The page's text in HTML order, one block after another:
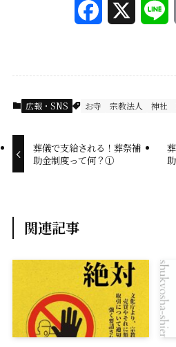
o
広報・SNS お寺 宗教法人 神社
葬儀で支給される！葬祭補
助金制度って何？①
関連記事